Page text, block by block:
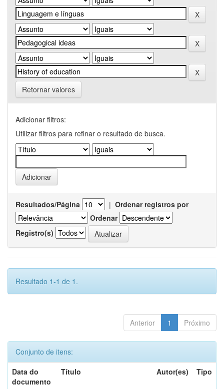
Retornar valores
Adicionar filtros:
Utilizar filtros para refinar o resultado de busca.
Resultados/Página | Ordenar registros por
Ordenar
Registro(s)
Resultado 1-1 de 1.
Anterior 1 Próximo
Conjunto de itens:
Data do
documento
Título Autor(es) Tipo